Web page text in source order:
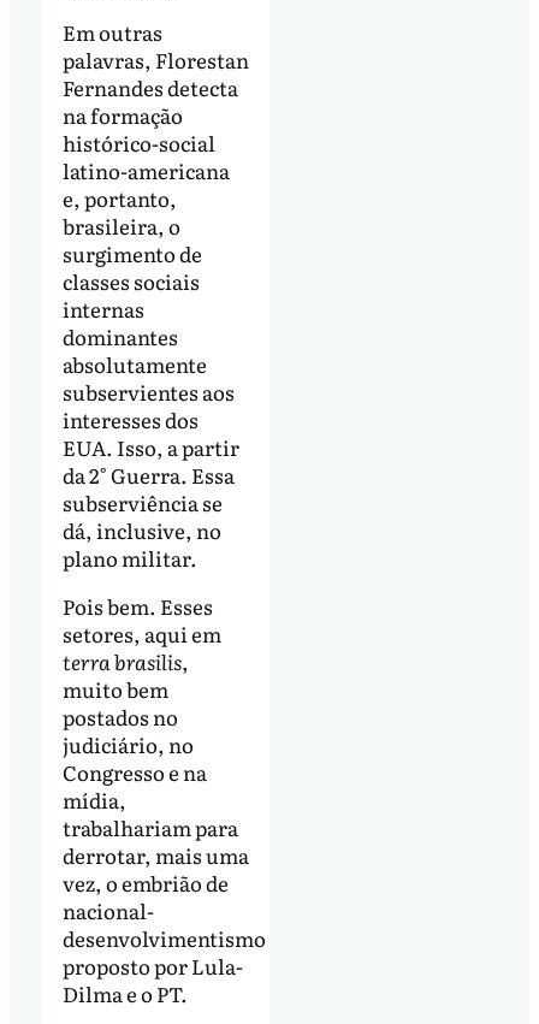
Em outras
palavras, Florestan
Fernandes detecta
na formação
histórico-social
latino-americana
e, portanto,
brasileira, o
surgimento de
classes sociais
internas
dominantes
absolutamente
subservientes aos
interesses dos
EUA. Isso, a partir
da 2° Guerra. Essa
subserviência se
dá, inclusive, no
plano militar.
Pois bem. Esses
setores, aqui em
terra brasilis,
muito bem
postados no
judiciário, no
Congresso e na
mídia,
trabalhariam para
derrotar, mais uma
vez, o embrião de
nacional-
desenvolvimentismo
proposto por Lula-
Dilma e o PT.